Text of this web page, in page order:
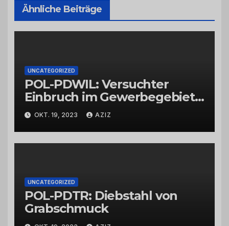
Ähnliche Beiträge
UNCATEGORIZED
POL-PDWIL: Versuchter
Einbruch im Gewerbegebiet
Wittlich
OKT. 19, 2023 AZIZ
UNCATEGORIZED
POL-PDTR: Diebstahl von
Grabschmuck